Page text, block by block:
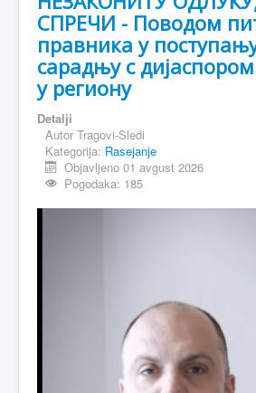
СПРЕЧИ - Поводом
правника у
сарадњу с
у региону
Detalji
Autor Tragovi-Sledi
Kategorija: Rasejanje
Objavljeno 01 avgust 2026
Pogodaka: 185